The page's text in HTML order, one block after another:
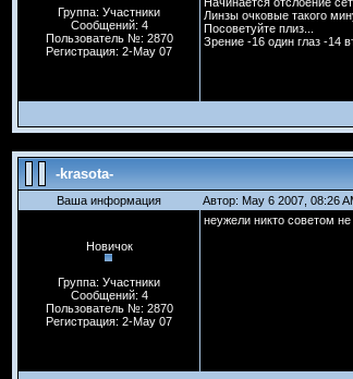
Группа: Участники
Сообщений: 4
Пользователь №: 2870
Регистрация: 2-May 07
Линзы очковые такого
Посоветуйте плиз...
Зрение -16 один глаз -14
-krasota-
Ваша информация Автор: May 6 2007, 08:26
Новичок
Группа: Участники
Сообщений: 4
Пользователь №: 2870
Регистрация: 2-May 07
неужели никто советом